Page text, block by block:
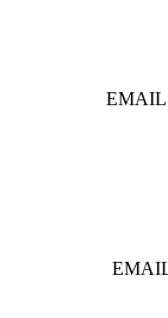
EMAIL: